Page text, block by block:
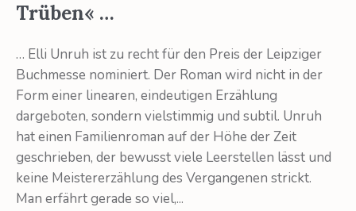
Trüben« …
… Elli Unruh ist zu recht für den Preis der Leipziger
Buchmesse nominiert. Der Roman wird nicht in der
Form einer linearen, eindeutigen Erzählung
dargeboten, sondern vielstimmig und subtil. Unruh
hat einen Familienroman auf der Höhe der Zeit
geschrieben, der bewusst viele Leerstellen lässt und
keine Meistererzählung des Vergangenen strickt.
Man erfährt gerade so viel,...